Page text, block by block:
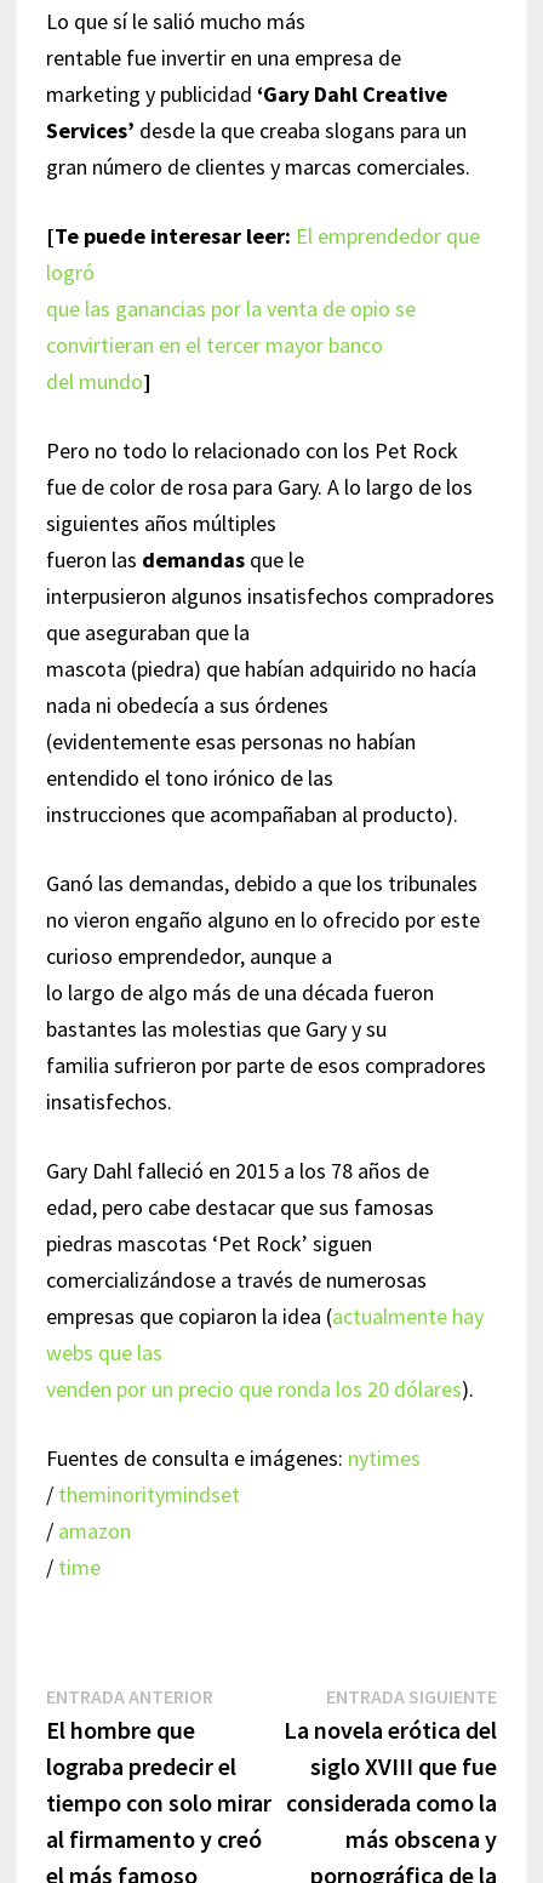
Lo que sí le salió mucho más
rentable fue invertir en una empresa de
marketing y publicidad ‘Gary Dahl Creative
Services’ desde la que creaba slogans para un
gran número de clientes y marcas comerciales.
[Te puede interesar leer: El emprendedor que
logró
que las ganancias por la venta de opio se
convirtieran en el tercer mayor banco
del mundo]
Pero no todo lo relacionado con los Pet Rock
fue de color de rosa para Gary. A lo largo de los
siguientes años múltiples
fueron las demandasque le
interpusieron algunos insatisfechos compradores
que aseguraban que la
mascota (piedra) que habían adquirido no hacía
nada ni obedecía a sus órdenes
(evidentemente esas personas no habían
entendido el tono irónico de las
instrucciones que acompañaban al producto).
Ganó las demandas, debido a que los tribunales
no vieron engaño alguno en lo ofrecido por este
curioso emprendedor, aunque a
lo largo de algo más de una década fueron
bastantes las molestias que Gary y su
familia sufrieron por parte de esos compradores
insatisfechos.
Gary Dahl falleció en 2015 a los 78 años de
edad, pero cabe destacar que sus famosas
piedras mascotas ‘Pet Rock’ siguen
comercializándose a través de numerosas
empresas que copiaron la idea (actualmente hay
webs que las
venden por un precio que ronda los 20 dólares).
Fuentes de consulta e imágenes: nytimes
/ theminoritymindset
/ amazon
/ time
Navegación
de
entradas
ENTRADA ANTERIOREntrada
anterior:
El hombre que
lograba predecir el
tiempo con solo mirar
al firmamento y creó
el más famoso
ENTRADA SIGUIENTE
La novela erótica del
siglo XVIII que fue
considerada como la
más obscena y
pornográfica de la